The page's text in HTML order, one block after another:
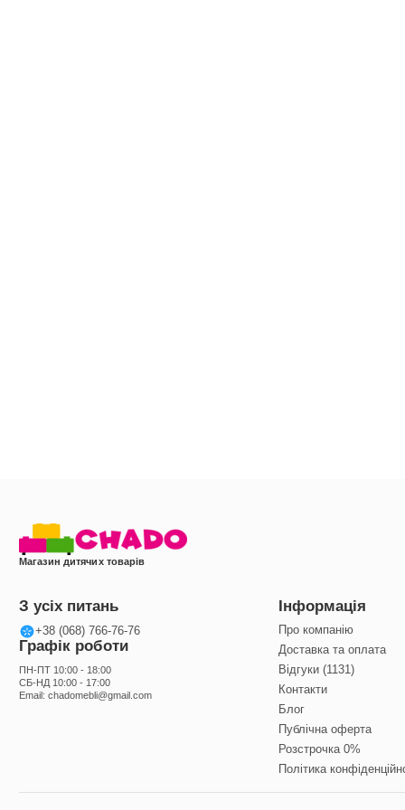
Магазин дитячих товарів
З усіх питань
+38 (068) 766-76-76
Графік роботи
ПН-ПТ 10:00 - 18:00
СБ-НД 10:00 - 17:00
Email: chadomebli@gmail.com
Інформація
Про компанію
Доставка та оплата
Відгуки (1131)
Контакти
Блог
Публічна оферта
Розстрочка 0%
Політика